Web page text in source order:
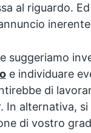
al riguardo.
suggeriamo
e individuare
di
In alternativa,
di vostro